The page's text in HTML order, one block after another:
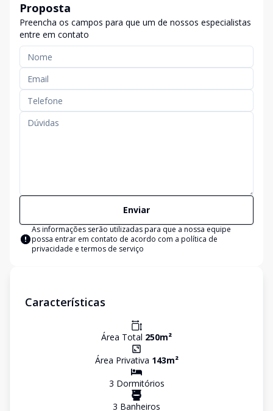
Proposta
Preencha os campos para que um de nossos especialistas
entre em contato
Enviar
As informações serão utilizadas para que a nossa equipe
possa entrar em contato de acordo com a política de
privacidade e termos de serviço
Características
Área Total 250m²
Área Privativa 143m²
3 Dormitórios
3 Banheiros